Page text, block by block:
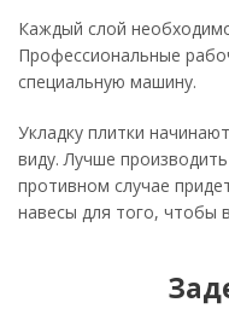
Каждый слой
Профессиональные
специальную машину.
Укладку плитки
виду. Лучше
противном случае
навесы для того, чтобы